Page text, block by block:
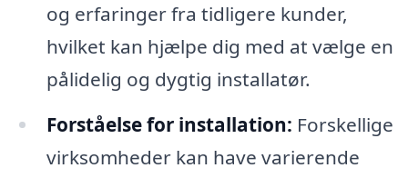
og erfaringer fra tidligere kunder,
hvilket kan hjælpe dig med at vælge en
pålidelig og dygtig installatør.
Forståelse for installation: Forskellige
virksomheder kan have varierende